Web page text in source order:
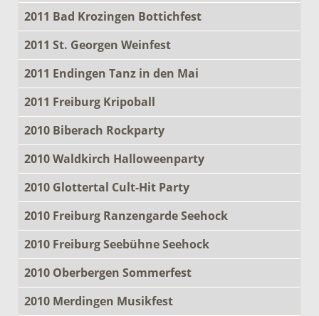
2011 Bad Krozingen Bottichfest
2011 St. Georgen Weinfest
2011 Endingen Tanz in den Mai
2011 Freiburg Kripoball
2010 Biberach Rockparty
2010 Waldkirch Halloweenparty
2010 Glottertal Cult-Hit Party
2010 Freiburg Ranzengarde Seehock
2010 Freiburg Seebühne Seehock
2010 Oberbergen Sommerfest
2010 Merdingen Musikfest